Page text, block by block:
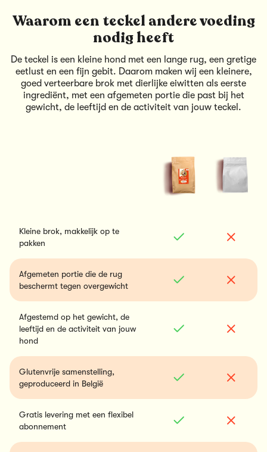
Waarom een teckel andere voeding
nodig heeft
De teckel is een kleine hond met een lange rug, een gretige
eetlust en een fijn gebit. Daarom maken wij een kleinere,
goed verteerbare brok met dierlijke eiwitten als eerste
ingrediënt, met een afgemeten portie die past bij het
gewicht, de leeftijd en de activiteit van jouw teckel.
Kleine brok, makkelijk op te
pakken
Afgemeten portie die de rug
beschermt tegen overgewicht
Afgestemd op het gewicht, de
leeftijd en de activiteit van jouw
hond
Glutenvrije samenstelling,
geproduceerd in België
Gratis levering met een flexibel
abonnement